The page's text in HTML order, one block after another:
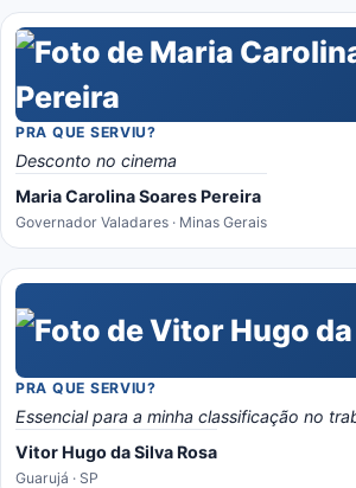
PRA QUE SERVIU?
Desconto no cinema
Maria Carolina Soares Pereira
Governador Valadares · Minas Gerais
PRA QUE SERVIU?
Essencial para a minha classificação no
Vitor Hugo da Silva Rosa
Guarujá · SP